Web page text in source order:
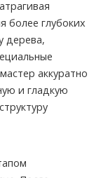
более глубоких
дерева,
аккуратно
и гладкую